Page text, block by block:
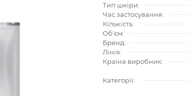
Тип шкіри:
Час застосування:
Кількість:
Об'єм:
Бренд:
Лінія:
Країна виробник:
Категорії: